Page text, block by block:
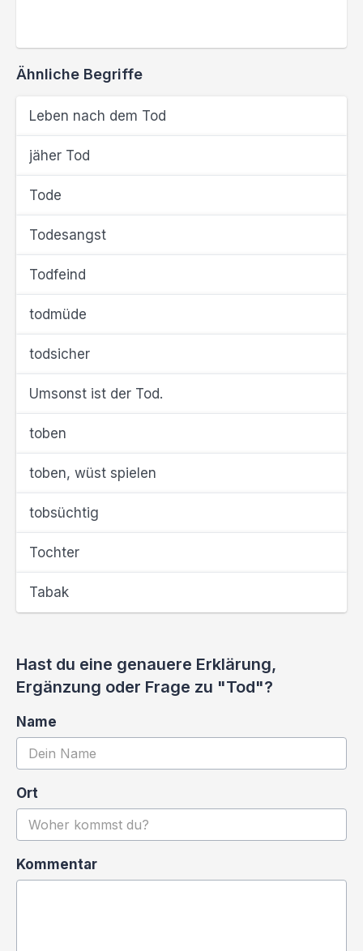
Ähnliche Begriffe
Leben nach dem Tod
jäher Tod
Tode
Todesangst
Todfeind
todmüde
todsicher
Umsonst ist der Tod.
toben
toben, wüst spielen
tobsüchtig
Tochter
Tabak
Hast du eine genauere Erklärung,
Ergänzung oder Frage zu "Tod"?
Name
Ort
Kommentar